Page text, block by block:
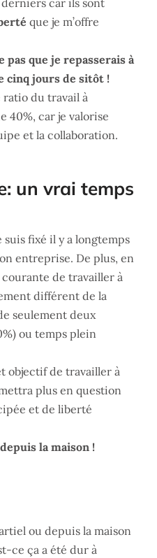
car ils sont
que je m’offre
pas que je repasserais à
cinq jours de sitôt !
ratio du travail à
40%, car je valorise
et la collaboration.
un vrai temps
suis fixé il y a longtemps
entreprise. De plus, en
courante de travailler à
différent de la
seulement deux
ou temps plein
objectif de travailler à
plus en question
et de liberté
la maison !
ou depuis la maison
ce ça a été dur à